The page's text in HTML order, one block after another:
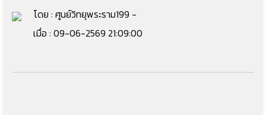
โดย : ศูนย์วิทยุพระราม199 -
เมื่อ : 09-06-2569 21:09:00